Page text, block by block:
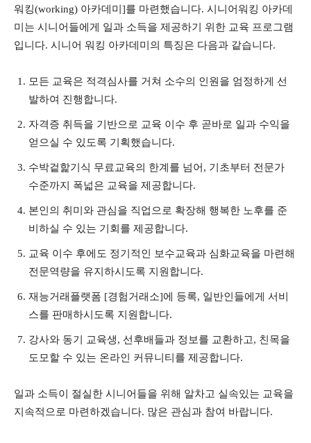
워킹(working) 아카데미]를 마련했습니다. 시니어워킹 아카데
미는 시니어들에게 일과 소득을 제공하기 위한 교육 프로그램
입니다. 시니어 워킹 아카데미의 특징은 다음과 같습니다.
모든 교육은 적격심사를 거쳐 소수의 인원을 엄정하게 선
발하여 진행합니다.
자격증 취득을 기반으로 교육 이수 후 곧바로 일과 수익을
얻으실 수 있도록 기획했습니다.
수박겉핥기식 무료교육의 한계를 넘어, 기초부터 전문가
수준까지 폭넓은 교육을 제공합니다.
본인의 취미와 관심을 직업으로 확장해 행복한 노후를 준
비하실 수 있는 기회를 제공합니다.
교육 이수 후에도 정기적인 보수교육과 심화교육을 마련해
전문역량을 유지하시도록 지원합니다.
재능거래플랫폼 [경험거래소]에 등록, 일반인들에게 서비
스를 판매하시도록 지원합니다.
강사와 동기 교육생, 선후배들과 정보를 교환하고, 친목을
도모할 수 있는 온라인 커뮤니티를 제공합니다.
일과 소득이 절실한 시니어들을 위해 알차고 실속있는 교육을
지속적으로 마련하겠습니다. 많은 관심과 참여 바랍니다.